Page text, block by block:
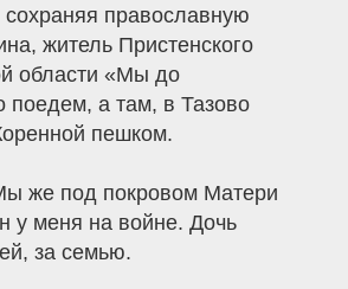
православную
житель Пристенского
области «Мы до
поедем, а там, в Тазово
пешком.
же под покровом Матери
у меня на войне. Дочь
за семью.